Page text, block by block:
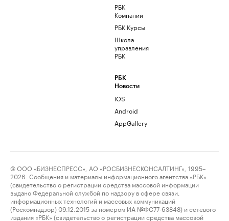
РБК
Компании
РБК Курсы
Школа
управления
РБК
РБК
Новости
iOS
Android
AppGallery
© ООО «БИЗНЕСПРЕСС», АО «РОСБИЗНЕСКОНСАЛТИНГ», 1995–
2026. Сообщения и материалы информационного агентства «РБК»
(свидетельство о регистрации средства массовой информации
выдано Федеральной службой по надзору в сфере связи,
информационных технологий и массовых коммуникаций
(Роскомнадзор) 09.12.2015 за номером ИА №ФС77-63848) и сетевого
издания «РБК» (свидетельство о регистрации средства массовой